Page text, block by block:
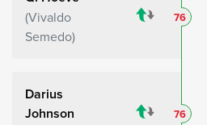
Vivaldo
Semedo
76
Darius
Johnson
76